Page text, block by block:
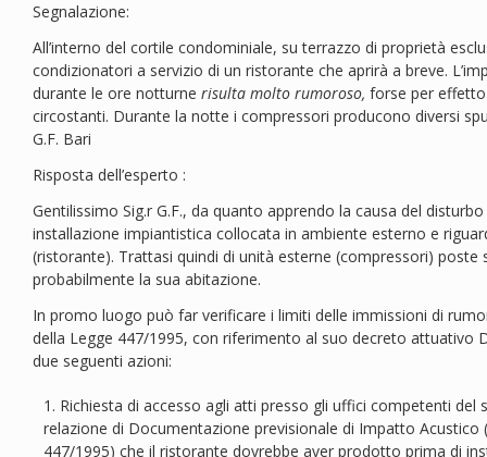
Segnalazione:
All’interno del cortile condominiale, su terrazzo di proprietà
condizionatori a servizio di un ristorante che aprirà a breve.
durante le ore notturne risulta molto rumoroso, forse per effetto
circostanti. Durante la notte i compressori producono diversi
G.F. Bari
Risposta dell’esperto :
Gentilissimo Sig.r G.F., da quanto apprendo la causa del
installazione impiantistica collocata in ambiente esterno e
(ristorante). Trattasi quindi di unità esterne (compressori) poste
probabilmente la sua abitazione.
In promo luogo può far verificare i limiti delle immissioni di
della Legge 447/1995, con riferimento al suo decreto attuativo
due seguenti azioni:
Richiesta di accesso agli atti presso gli uffici competenti del
relazione di Documentazione previsionale di Impatto
447/1995) che il ristorante dovrebbe aver prodotto prima di